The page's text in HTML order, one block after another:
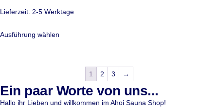
Lieferzeit: 2-5 Werktage
Ausführung wählen
1 2 3 →
Ein paar Worte von uns...
Hallo ihr Lieben und willkommen im Ahoi Sauna Shop!